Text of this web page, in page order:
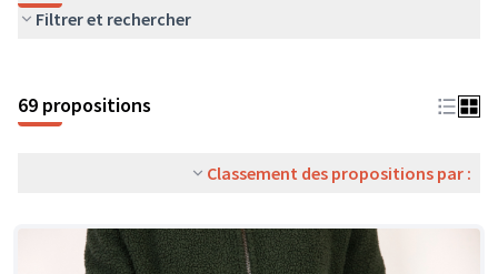
Filtrer et rechercher
69 propositions
Classement des propositions par :